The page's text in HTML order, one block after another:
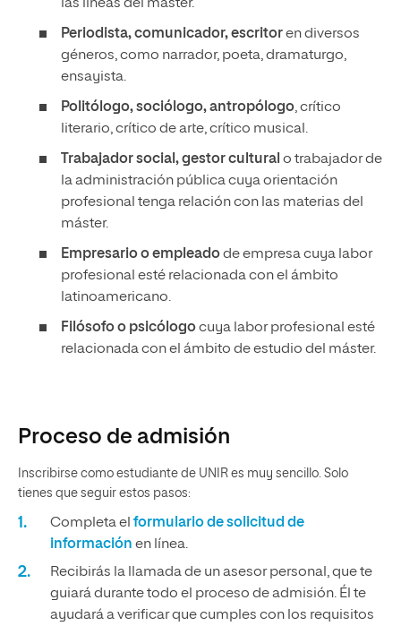
las líneas del máster.
Periodista, comunicador, escritoren diversos
géneros, como narrador, poeta, dramaturgo,
ensayista.
Politólogo, sociólogo, antropólogo, crítico
literario, crítico de arte, crítico musical.
Trabajador social, gestor cultural o trabajador de
la administración pública cuya orientación
profesional tenga relación con las materias del
máster.
Empresario o empleadode empresa cuya labor
profesional esté relacionada con el ámbito
latinoamericano.
Filósofo o psicólogocuya labor profesional esté
relacionada con el ámbito de estudio del máster.
Proceso de admisión
Inscribirse como estudiante de UNIR es muy sencillo. Solo
tienes que seguir estos pasos:
Completa el formulario de solicitud de
información en línea.
Recibirás la llamada de un asesor personal, que te
guiará durante todo el proceso de admisión. Él te
ayudará a verificar que cumples con los requisitos